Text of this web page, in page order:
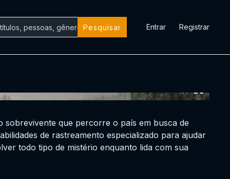
Pesquisar Entrar Registrar
sobrevivente que percorre o país em busca de
de rastreamento especializado para ajudar
todo tipo de mistério enquanto lida com sua